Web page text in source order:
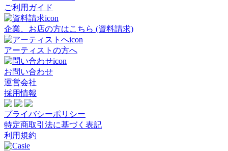
ご利用ガイド
企業、お店の方はこちら (資料請求)
アーティストの方へ
お問い合わせ
運営会社
採用情報
プライバシーポリシー
特定商取引法に基づく表記
利用規約